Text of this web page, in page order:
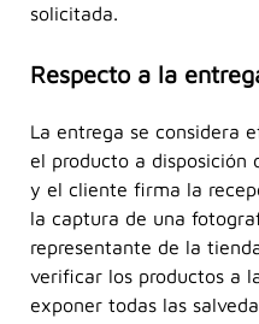
solicitada.
Respecto a la
La entrega se considera
el producto a disposición
y el cliente firma la
la captura de una
representante de la
verificar los productos a
exponer todas las